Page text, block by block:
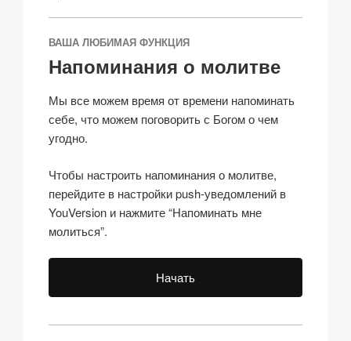
ВАША ЛЮБИМАЯ ФУНКЦИЯ
Напоминания о молитве
Мы все можем время от времени напоминать
себе, что можем поговорить с Богом о чем
угодно.
Чтобы настроить напоминания о молитве,
перейдите в настройки push-уведомлений в
YouVersion и нажмите “Напоминать мне
молиться”.
Начать